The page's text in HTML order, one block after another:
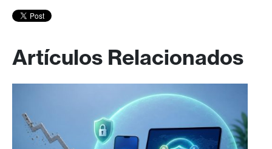
Artículos Relacionados